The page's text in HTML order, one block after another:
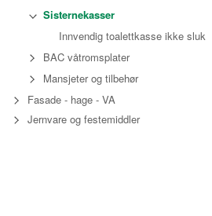
Sisternekasser
Innvendig toalettkasse ikke sluk
BAC våtromsplater
Mansjeter og tilbehør
Fasade - hage - VA
Jernvare og festemiddler